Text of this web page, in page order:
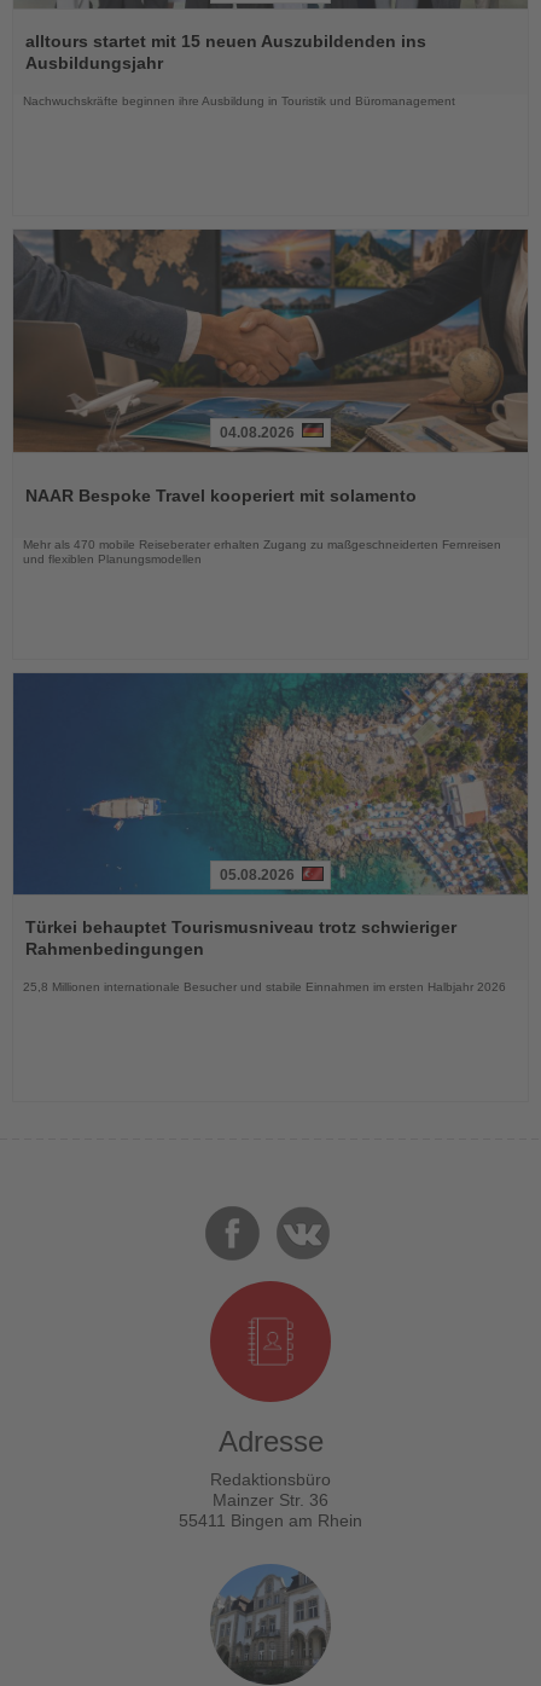
Sie
die
alltours startet mit 15 neuen Auszubildenden ins
Ausbildungsjahr
Nachwuchskräfte beginnen ihre Ausbildung in Touristik und Büromanagement
die
04.08.2026
NAAR Bespoke Travel kooperiert mit solamento
Mehr als 470 mobile Reiseberater erhalten Zugang zu maßgeschneiderten Fernreisen
und flexiblen Planungsmodellen
Sie
die
05.08.2026
Türkei behauptet Tourismusniveau trotz schwieriger
Rahmenbedingungen
25,8 Millionen internationale Besucher und stabile Einnahmen im ersten Halbjahr 2026
Adresse
Redaktionsbüro
Mainzer Str. 36
55411 Bingen am Rhein